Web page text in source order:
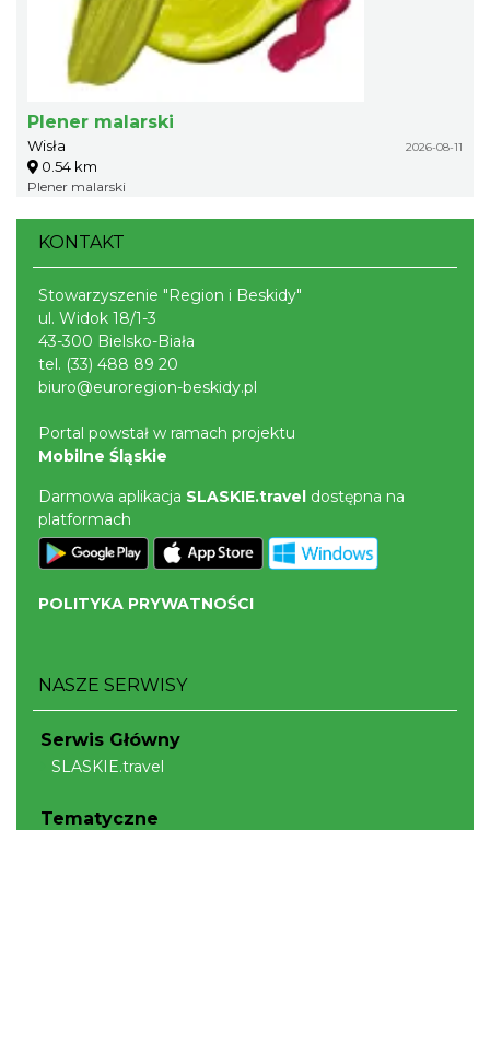
Plener malarski
Wisła 2026-08-11
0.54 km
Plener malarski
KONTAKT
Stowarzyszenie "Region i Beskidy"
ul. Widok 18/1-3
43-300 Bielsko-Biała
tel. (33) 488 89 20
biuro@euroregion-beskidy.pl
Portal powstał w ramach projektu
Mobilne Śląskie
Darmowa aplikacja SLASKIE.travel dostępna na
platformach
POLITYKA PRYWATNOŚCI
NASZE SERWISY
Serwis Główny
SLASKIE.travel
Tematyczne